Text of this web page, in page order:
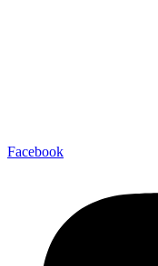
Facebook